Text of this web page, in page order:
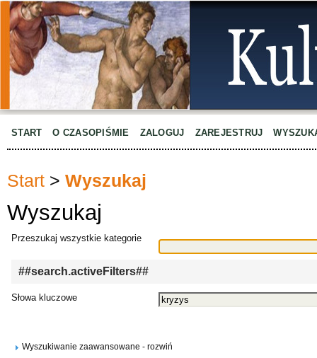
START O CZASOPIŚMIE ZALOGUJ ZAREJESTRUJ
Start > Wyszukaj
Wyszukaj
Przeszukaj wszystkie kategorie
##search.activeFilters##
Słowa kluczowe
Wyszukiwanie zaawansowane - rozwiń